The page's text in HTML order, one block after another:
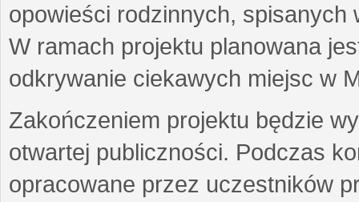
opowieści rodzinnych,
W ramach projektu planowana
odkrywanie ciekawych miejsc w
Zakończeniem projektu będzie
otwartej publiczności. Podczas
opracowane przez uczestników